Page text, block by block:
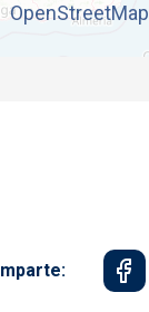
OpenStreetMap